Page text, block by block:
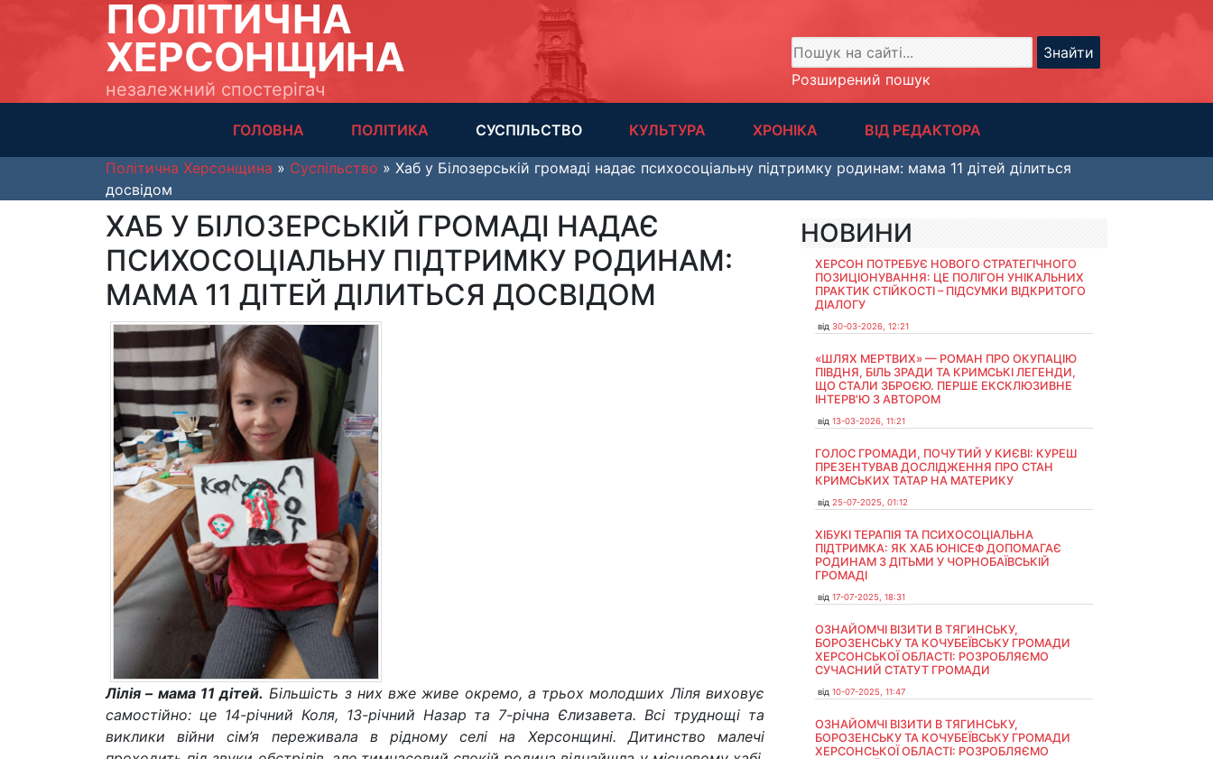
ПОЛІТИЧНА
ХЕРСОНЩИНА
незалежний спостерігач
Знайти
Розширений пошук
ГОЛОВНА ПОЛІТИКА СУСПІЛЬСТВО КУЛЬТУРА ХРОНІКА ВІД РЕДАКТОРА
Політична Херсонщина » Суспільство » Хаб у Білозерській громаді надає психосоціальну підтримку родинам: мама 11 дітей ділиться
досвідом
ХАБ У БІЛОЗЕРСЬКІЙ ГРОМАДІ НАДАЄ
ПСИХОСОЦІАЛЬНУ ПІДТРИМКУ РОДИНАМ:
МАМА 11 ДІТЕЙ ДІЛИТЬСЯ ДОСВІДОМ
Лілія – мама 11 дітей. Більшість з них вже живе окремо, а трьох молодших Ліля виховує
самостійно: це 14-річний Коля, 13-річний Назар та 7-річна Єлизавета. Всі труднощі та
виклики війни сім’я переживала в рідному селі на Херсонщині. Дитинство малечі
НОВИНИ
ХЕРСОН ПОТРЕБУЄ НОВОГО СТРАТЕГІЧНОГО
ПОЗИЦІОНУВАННЯ: ЦЕ ПОЛІГОН УНІКАЛЬНИХ
ПРАКТИК СТІЙКОСТІ – ПІДСУМКИ ВІДКРИТОГО
ДІАЛОГУ
від 30-03-2026, 12:21
«ШЛЯХ МЕРТВИХ» — РОМАН ПРО ОКУПАЦІЮ
ПІВДНЯ, БІЛЬ ЗРАДИ ТА КРИМСЬКІ ЛЕГЕНДИ,
ЩО СТАЛИ ЗБРОЄЮ. ПЕРШЕ ЕКСКЛЮЗИВНЕ
ІНТЕРВ'Ю З АВТОРОМ
від 13-03-2026, 11:21
ГОЛОС ГРОМАДИ, ПОЧУТИЙ У КИЄВІ: КУРЕШ
ПРЕЗЕНТУВАВ ДОСЛІДЖЕННЯ ПРО СТАН
КРИМСЬКИХ ТАТАР НА МАТЕРИКУ
від 25-07-2025, 01:12
ХІБУКІ ТЕРАПІЯ ТА ПСИХОСОЦІАЛЬНА
ПІДТРИМКА: ЯК ХАБ ЮНІСЕФ ДОПОМАГАЄ
РОДИНАМ З ДІТЬМИ У ЧОРНОБАЇВСЬКІЙ
ГРОМАДІ
від 17-07-2025, 18:31
ОЗНАЙОМЧІ ВІЗИТИ В ТЯГИНСЬКУ,
БОРОЗЕНСЬКУ ТА КОЧУБЕЇВСЬКУ ГРОМАДИ
ХЕРСОНСЬКОЇ ОБЛАСТІ: РОЗРОБЛЯЄМО
СУЧАСНИЙ СТАТУТ ГРОМАДИ
від 10-07-2025, 11:47
ОЗНАЙОМЧІ ВІЗИТИ В ТЯГИНСЬКУ,
БОРОЗЕНСЬКУ ТА КОЧУБЕЇВСЬКУ ГРОМАДИ
ХЕРСОНСЬКОЇ ОБЛАСТІ: РОЗРОБЛЯЄМО